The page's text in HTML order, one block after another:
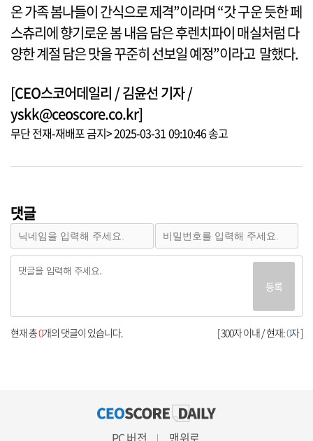
온 가족 봄나들이 간식으로 제격”이라며 “갓 구운 듯한 페
스츄리에 향기로운 봄 내음 담은 후렌치파이 매실처럼 다
양한 계절 담은 맛을 꾸준히 선보일 예정”이라고 말했다.
[CEO스코어데일리 / 김윤선 기자 /
yskk@ceoscore.co.kr]
무단 전재-재배포 금지> 2025-03-31 09:10:46 송고
댓글
등록
[ 300자 이내 / 현재:0자 ]
현재 총0개의 댓글이 있습니다.
PC 버전 맨위로